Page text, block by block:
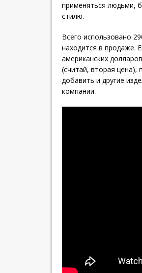
применяться людьми,
стилю.
Всего использовано
находится в продаже.
американских
(считай, вторая цена),
добавить и другие
компании.